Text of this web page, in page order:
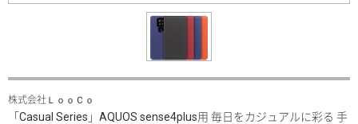
株式会社ＬｏｏＣｏ
「Casual Series」AQUOS sense4plus用 毎日をカジュアルに彩る 手